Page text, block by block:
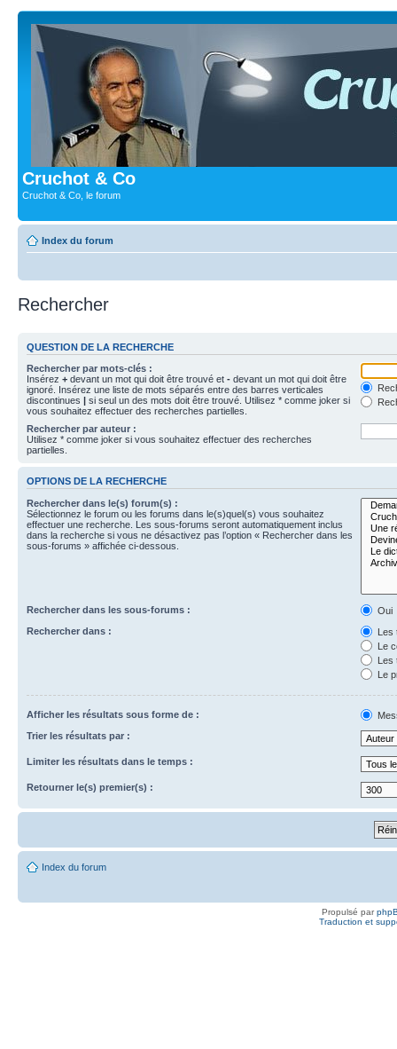
Cruchot & Co
Cruchot & Co, le forum
Index du forum
Rechercher
QUESTION DE LA RECHERCHE
Rechercher par mots-clés :
Insérez + devant un mot qui doit être trouvé et - devant un mot qui doit être
ignoré. Insérez une liste de mots séparés entre des barres verticales
discontinues | si seul un des mots doit être trouvé. Utilisez * comme joker si
vous souhaitez effectuer des recherches partielles.
Rechercher par auteur :
Utilisez * comme joker si vous souhaitez effectuer des recherches
partielles.
OPTIONS DE LA RECHERCHE
Rechercher dans le(s) forum(s) :
Sélectionnez le forum ou les forums dans le(s)quel(s) vous souhaitez
effectuer une recherche. Les sous-forums seront automatiquement inclus
dans la recherche si vous ne désactivez pas l’option « Rechercher dans les
sous-forums » affichée ci-dessous.
Rechercher dans les sous-forums :
Oui
Rechercher dans :
Les
Le
Les
Le
Afficher les résultats sous forme de :
Trier les résultats par :
Limiter les résultats dans le temps :
Retourner le(s) premier(s) :
Index du forum
Propulsé par
Traduction et